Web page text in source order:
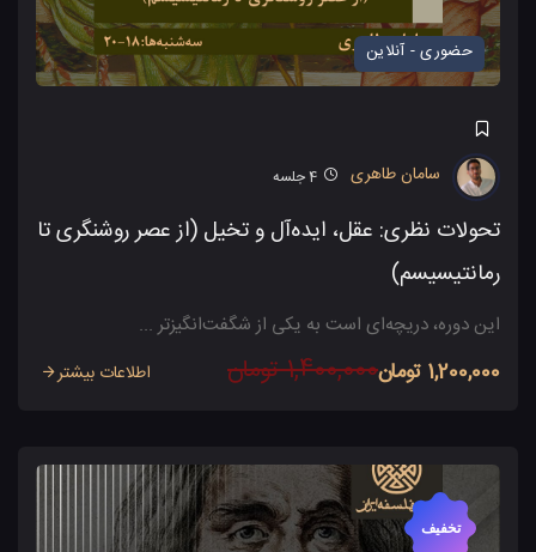
حضوری - آنلاین
سامان طاهری 4جلسه
تحولات نظری: عقل، ایده‌آل و تخیل (از عصر روشنگری تا
رمانتیسیسم)
این دوره، دریچه‌ای است به یکی از شگفت‌انگیزتر ...
1,200,000 تومان 1,400,000 تومان اطلاعات بیشتر
تخفیف